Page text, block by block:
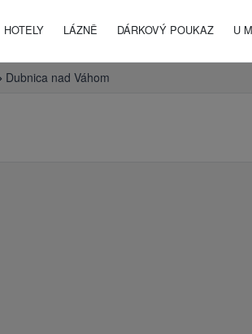
HOTELY LÁZNĚ DÁRKOVÝ POUKAZ U
Dubnica nad Váhom